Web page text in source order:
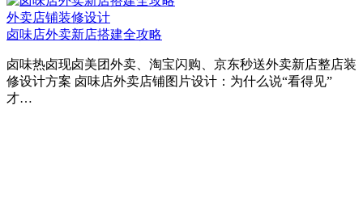
外卖店铺装修设计
卤味店外卖新店搭建全攻略
卤味热卤现卤美团外卖、淘宝闪购、京东秒送外卖新店整店装
修设计方案 卤味店外卖店铺图片设计：为什么说“看得见”
才…